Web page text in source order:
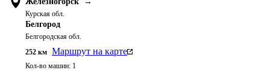
Курская обл.
Белгород
Белгородская обл.
252 км Маршрут на карте
Кол-во машин: 1